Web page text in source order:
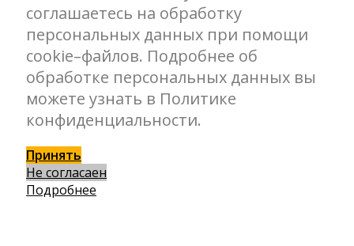
соглашаетесь на обработку
персональных данных при помощи
cookie–файлов. Подробнее об
обработке персональных данных вы
можете узнать в Политике
конфиденциальности.
Принять
Не согласаен
Подробнее